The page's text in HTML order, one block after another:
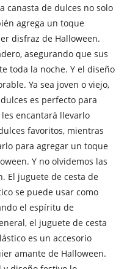
canasta de dulces no solo
agrega un toque
disfraz de Halloween.
asegurando que sus
toda la noche. Y el diseño
Ya sea joven o viejo,
es perfecto para
encantará llevarlo
favoritos, mientras
para agregar un toque
Y no olvidemos las
El juguete de cesta de
se puede usar como
el espíritu de
el juguete de cesta
es un accesorio
amante de Halloween.